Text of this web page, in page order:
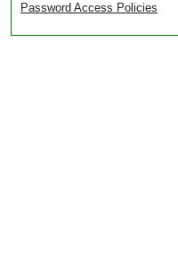
Password Access Policies